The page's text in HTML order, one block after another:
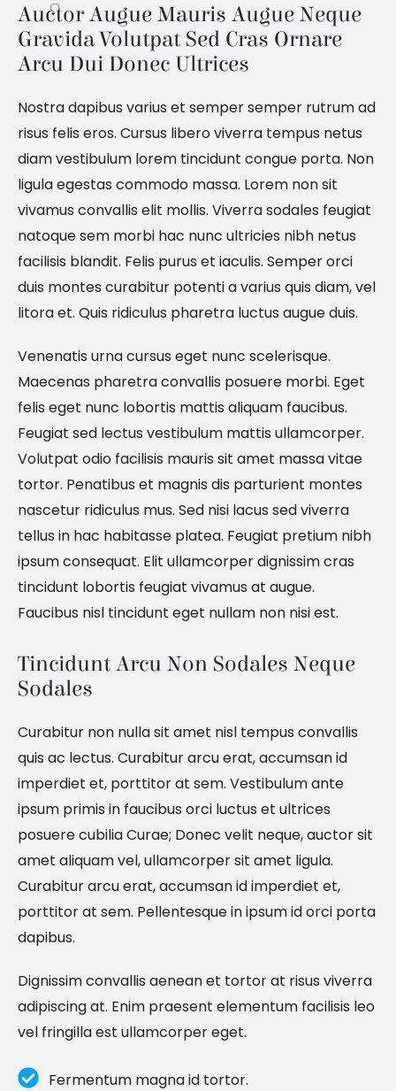
Auctor Augue Mauris Augue Neque
Gravida Volutpat Sed Cras Ornare
Arcu Dui Donec Ultrices
Nostra dapibus varius et semper semper rutrum ad
risus felis eros. Cursus libero viverra tempus netus
diam vestibulum lorem tincidunt congue porta. Non
ligula egestas commodo massa. Lorem non sit
vivamus convallis elit mollis. Viverra sodales feugiat
natoque sem morbi hac nunc ultricies nibh netus
facilisis blandit. Felis purus et iaculis. Semper orci
duis montes curabitur potenti a varius quis diam, vel
litora et. Quis ridiculus pharetra luctus augue duis.
Venenatis urna cursus eget nunc scelerisque.
Maecenas pharetra convallis posuere morbi. Eget
felis eget nunc lobortis mattis aliquam faucibus.
Feugiat sed lectus vestibulum mattis ullamcorper.
Volutpat odio facilisis mauris sit amet massa vitae
tortor. Penatibus et magnis dis parturient montes
nascetur ridiculus mus. Sed nisi lacus sed viverra
tellus in hac habitasse platea. Feugiat pretium nibh
ipsum consequat. Elit ullamcorper dignissim cras
tincidunt lobortis feugiat vivamus at augue.
Faucibus nisl tincidunt eget nullam non nisi est.
Tincidunt Arcu Non Sodales Neque
Sodales
Curabitur non nulla sit amet nisl tempus convallis
quis ac lectus. Curabitur arcu erat, accumsan id
imperdiet et, porttitor at sem. Vestibulum ante
ipsum primis in faucibus orci luctus et ultrices
posuere cubilia Curae; Donec velit neque, auctor sit
amet aliquam vel, ullamcorper sit amet ligula.
Curabitur arcu erat, accumsan id imperdiet et,
porttitor at sem. Pellentesque in ipsum id orci porta
dapibus.
Dignissim convallis aenean et tortor at risus viverra
adipiscing at. Enim praesent elementum facilisis leo
vel fringilla est ullamcorper eget.
Fermentum magna id tortor.